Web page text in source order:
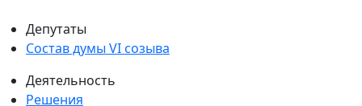
Депутаты
Состав думы VI созыва
Деятельность
Решения